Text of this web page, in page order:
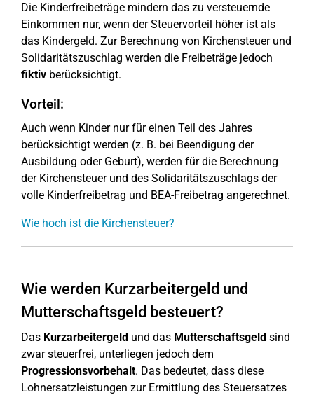
Die Kinderfreibeträge mindern das zu versteuernde
Einkommen nur, wenn der Steuervorteil höher ist als
das Kindergeld. Zur Berechnung von Kirchensteuer und
Solidaritätszuschlag werden die Freibeträge jedoch
fiktiv berücksichtigt.
Vorteil:
Auch wenn Kinder nur für einen Teil des Jahres
berücksichtigt werden (z. B. bei Beendigung der
Ausbildung oder Geburt), werden für die Berechnung
der Kirchensteuer und des Solidaritätszuschlags der
volle Kinderfreibetrag und BEA-Freibetrag angerechnet.
Wie hoch ist die Kirchensteuer?
Wie werden Kurzarbeitergeld und
Mutterschaftsgeld besteuert?
Das Kurzarbeitergeld und das Mutterschaftsgeld sind
zwar steuerfrei, unterliegen jedoch dem
Progressionsvorbehalt. Das bedeutet, dass diese
Lohnersatzleistungen zur Ermittlung des Steuersatzes